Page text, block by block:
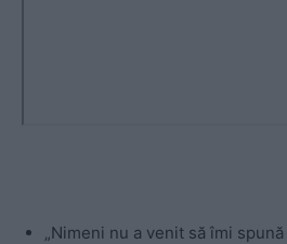
„Nimeni nu a venit să îmi